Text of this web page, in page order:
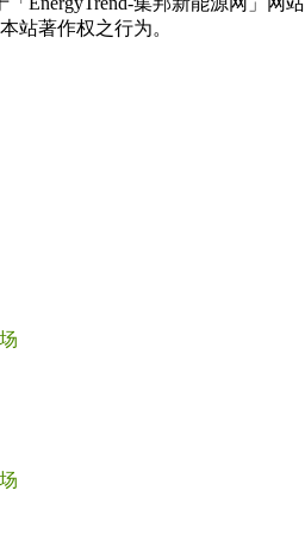
站著作权之行为。